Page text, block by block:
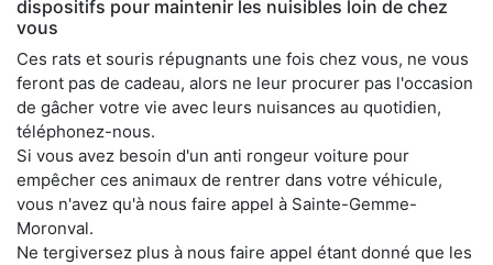
dispositifs pour maintenir les nuisibles loin de chez
vous
Ces rats et souris répugnants une fois chez vous, ne vous
feront pas de cadeau, alors ne leur procurer pas l'occasion
de gâcher votre vie avec leurs nuisances au quotidien,
téléphonez-nous.
Si vous avez besoin d'un anti rongeur voiture pour
empêcher ces animaux de rentrer dans votre véhicule,
vous n'avez qu'à nous faire appel à Sainte-Gemme-
Moronval.
Ne tergiversez plus à nous faire appel étant donné que les